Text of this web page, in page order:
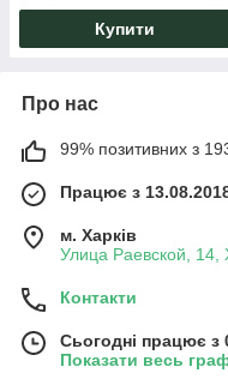
Купити
Про нас
99% позитивних з 193
Працює з
м. Харків
Улица Раевской, 14,
Контакти
Сьогодні працює з
Показати весь